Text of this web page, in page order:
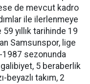
de mevcut kadro
ile ilerlenmeye
yıllık tarihinde 19
Samsunspor, lige
1987 sezonunda
galibiyet, 5 beraberlik
beyazlı takım, 2